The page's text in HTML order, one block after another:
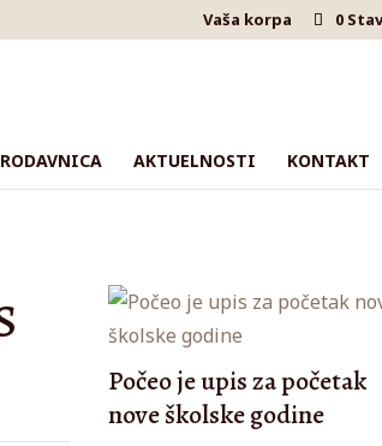
Vaša korpa 0
AKTUELNOSTI KONTAKT
Počeo je upis za početak
nove školske godine